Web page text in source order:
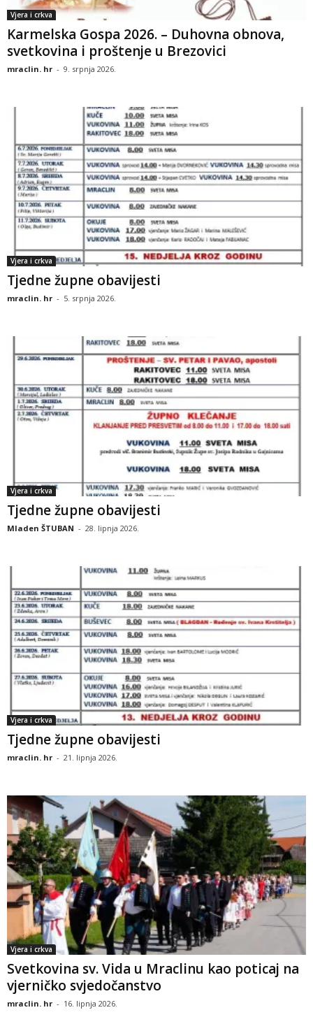
Vjera i crkva
Karmelska Gospa 2026. – Duhovna obnova,
svetkovina i proštenje u Brezovici
mraclin. hr - 9. srpnja 2026.
Vjera i crkva
Tjedne župne obavijesti
mraclin. hr - 5. srpnja 2026.
Vjera i crkva
Tjedne župne obavijesti
Mladen ŠTUBAN - 28. lipnja 2026.
Vjera i crkva
Tjedne župne obavijesti
mraclin. hr - 21. lipnja 2026.
Vjera i crkva
Svetkovina sv. Vida u Mraclinu kao poticaj na
vjerničko svjedočanstvo
mraclin. hr - 16. lipnja 2026.